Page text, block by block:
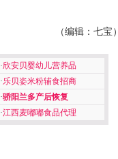
（编辑：七宝）
·欣安贝婴幼儿营养品
·乐贝姿米粉辅食招商
·骄阳兰多产后恢复
·江西麦嘟嘟食品代理